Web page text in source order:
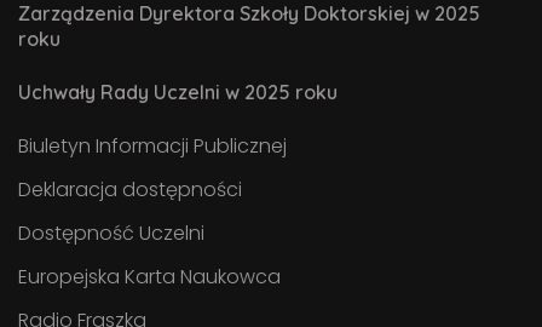
Zarządzenia Dyrektora Szkoły Doktorskiej w 2025
roku
Uchwały Rady Uczelni w 2025 roku
Biuletyn Informacji Publicznej
Deklaracja dostępności
Dostępność Uczelni
Europejska Karta Naukowca
Radio Fraszka